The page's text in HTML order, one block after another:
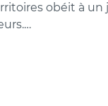
obéit à un